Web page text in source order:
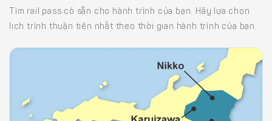
Tìm rail pass có sẵn cho hành trình của bạn. Hãy lựa chọn
lịch trình thuận tiện nhất theo thời gian hành trình của bạn.